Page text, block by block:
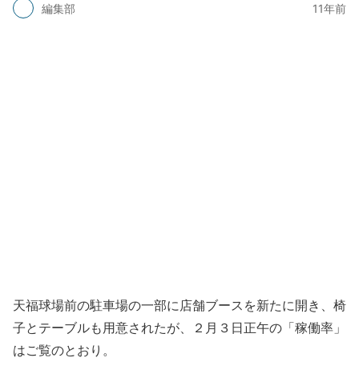
編集部 11年前
天福球場前の駐車場の一部に店舗ブースを新たに開き、椅
子とテーブルも用意されたが、２月３日正午の「稼働率」
はご覧のとおり。